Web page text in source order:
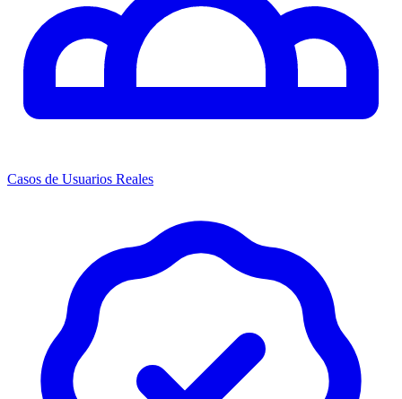
Casos de Usuarios Reales